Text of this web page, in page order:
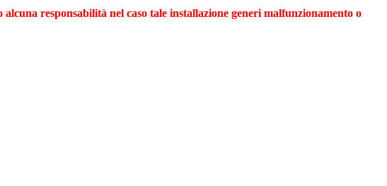
responsabilità nel caso tale installazione generi malfunzionamento o